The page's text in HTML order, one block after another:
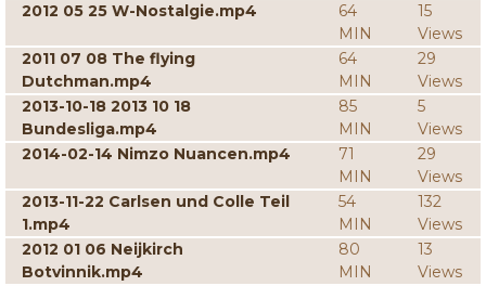
2012 05 25 W-Nostalgie.mp4
64
MIN
15
Views
2011 07 08 The flying
Dutchman.mp4
64
MIN
29
Views
2013-10-18 2013 10 18
Bundesliga.mp4
85
MIN
5
Views
2014-02-14 Nimzo Nuancen.mp4
71
MIN
29
Views
2013-11-22 Carlsen und Colle Teil
1.mp4
54
MIN
132
Views
2012 01 06 Neijkirch
Botvinnik.mp4
80
MIN
13
Views